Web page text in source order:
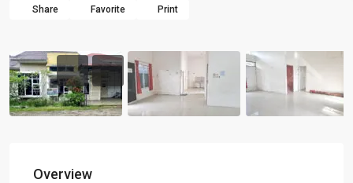
Share Favorite Print
Overview